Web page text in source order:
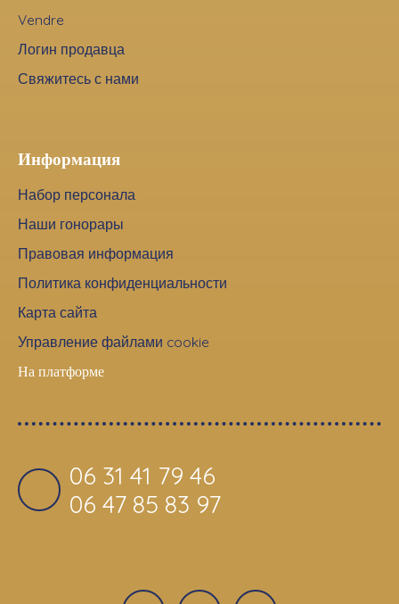
Vendre
Логин продавца
Свяжитесь с нами
Информация
Набор персонала
Наши гонорары
Правовая информация
Политика конфиденциальности
Карта сайта
Управление файлами cookie
На платформе
06 31 41 79 46
06 47 85 83 97